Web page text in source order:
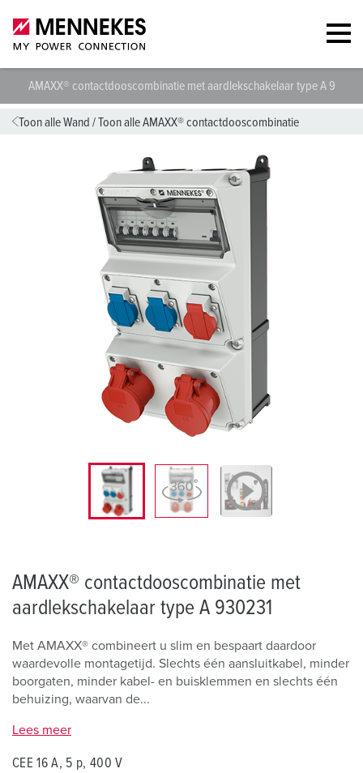
AMAXX® contactdooscombinatie met aardlekschakelaar type A
Toon alle Wand /Toon alle AMAXX® contactdooscombinatie
AMAXX® contactdooscombinatie met
aardlekschakelaar type A 930231
Met AMAXX® combineert u slim en bespaart daardoor
waardevolle montagetijd. Slechts één aansluitkabel, minder
boorgaten, minder kabel- en buisklemmen en slechts één
behuizing, waarvan de...
Lees meer
CEE 16 A, 5 p, 400 V